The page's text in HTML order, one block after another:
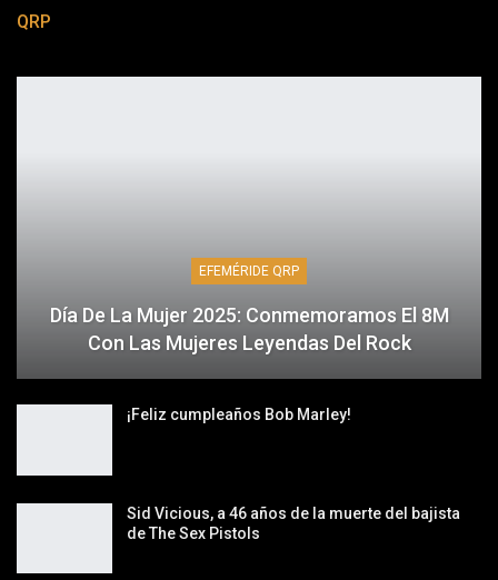
QRP
EFEMÉRIDE QRP
Día De La Mujer 2025: Conmemoramos El 8M
Con Las Mujeres Leyendas Del Rock
¡Feliz cumpleaños Bob Marley!
Sid Vicious, a 46 años de la muerte del bajista
de The Sex Pistols